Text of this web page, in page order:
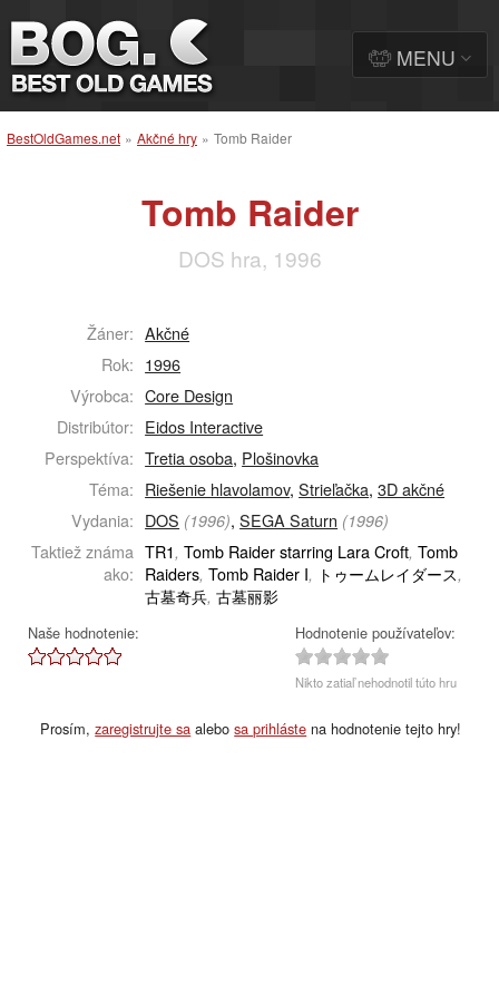
BestOldGames.net » Akčné hry » Tomb Raider
Tomb Raider
DOS hra, 1996
Žáner: Akčné
Rok: 1996
Výrobca: Core Design
Distribútor: Eidos Interactive
Perspektíva: Tretia osoba, Plošinovka
Téma: Riešenie hlavolamov,Strieľačka,3D akčné
Vydania: DOS (1996),SEGA Saturn (1996)
Taktiež známa
ako:
TR1, Tomb Raider starring Lara Croft, Tomb
Raiders, Tomb Raider I, トゥームレイダース,
古墓奇兵, 古墓丽影
Naše hodnotenie: Hodnotenie používateľov:
Nikto zatiaľ nehodnotil túto hru
Prosím,zaregistrujte sa alebosa prihláste na hodnotenie tejto hry!
MENU